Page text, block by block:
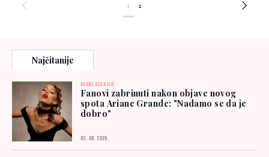
1 2
Najčitanije
BURNE REAKCIJE
Fanovi zabrinuti nakon objave novog
spota Ariane Grande: "Nadamo se da je
dobro"
03. 08. 2026.